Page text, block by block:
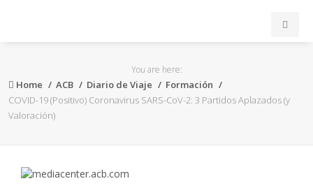
ACB
FEB
You are here:
Home ACB Diario de Viaje
Formación
COVID-19 (Positivo) Coronavirus SARS-CoV-2: 3 Partidos Aplazados (y
Valoración)